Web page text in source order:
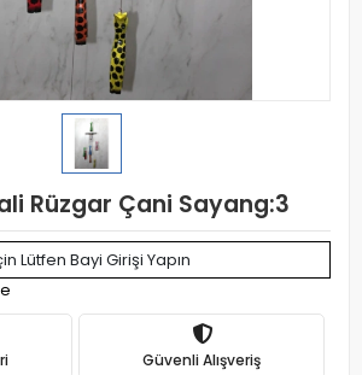
Rüzgar Çani Sayang:3
Lütfen Bayi Girişi Yapın
Güvenli Alışveriş